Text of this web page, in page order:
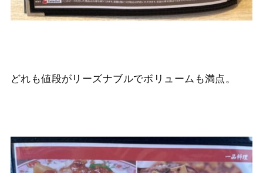
どれも値段がリーズナブルでボリュームも満点。